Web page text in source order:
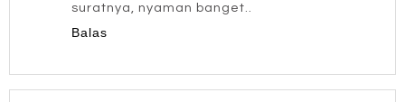
suratnya, nyaman banget..
Balas